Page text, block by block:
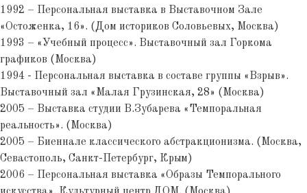
1992 – Персональная выставка в Выставочном Зале
«Остоженка, 16». (Дом историков Соловьевых, Москва)
1993 – «Учебный процесс». Выставочный зал Горкома
графиков (Москва)
1994 - Персональная выставка в составе группы «Взрыв».
Выставочный зал «Малая Грузинская, 28» (Москва)
2005 – Выставка студии В.Зубарева «Темпоральная
реальность». (Москва)
2005 – Биеннале классического абстракционизма. (Москва,
Севастополь, Санкт-Петербург, Крым)
2006 – Персональная выставка «Образы Темпорального